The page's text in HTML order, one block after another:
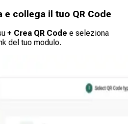
e collega il tuo QR Code
+ Crea QR Code e seleziona
del tuo modulo.